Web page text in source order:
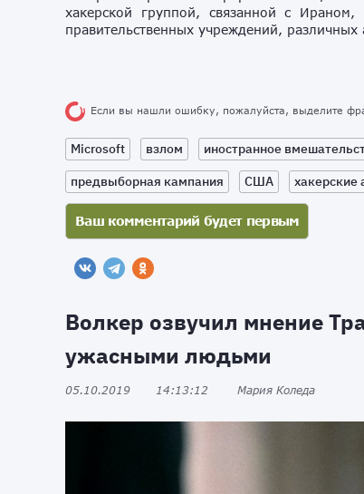
хакерской группой, связанной с
правительственных учреждений, различных
Если вы нашли ошибку, пожалуйста, выделите
Microsoft взлом иностранное
предвыборная кампания
США хакерские
Волкер озвучил мнение
ужасными людьми
05.10.2019 14:13:12 Мария Коледа